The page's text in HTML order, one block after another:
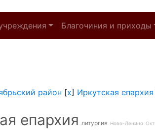
Благочиния и приходы
район [x] Иркутская епархия
епархия литургия Ново-Ленино